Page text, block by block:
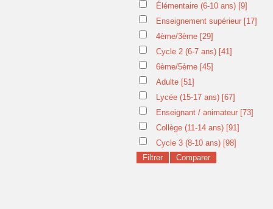
Élémentaire (6-10 ans) [9]
Enseignement supérieur [17]
4ème/3ème [29]
Cycle 2 (6-7 ans) [41]
6ème/5ème [45]
Adulte [51]
Lycée (15-17 ans) [67]
Enseignant / animateur [73]
Collège (11-14 ans) [91]
Cycle 3 (8-10 ans) [98]